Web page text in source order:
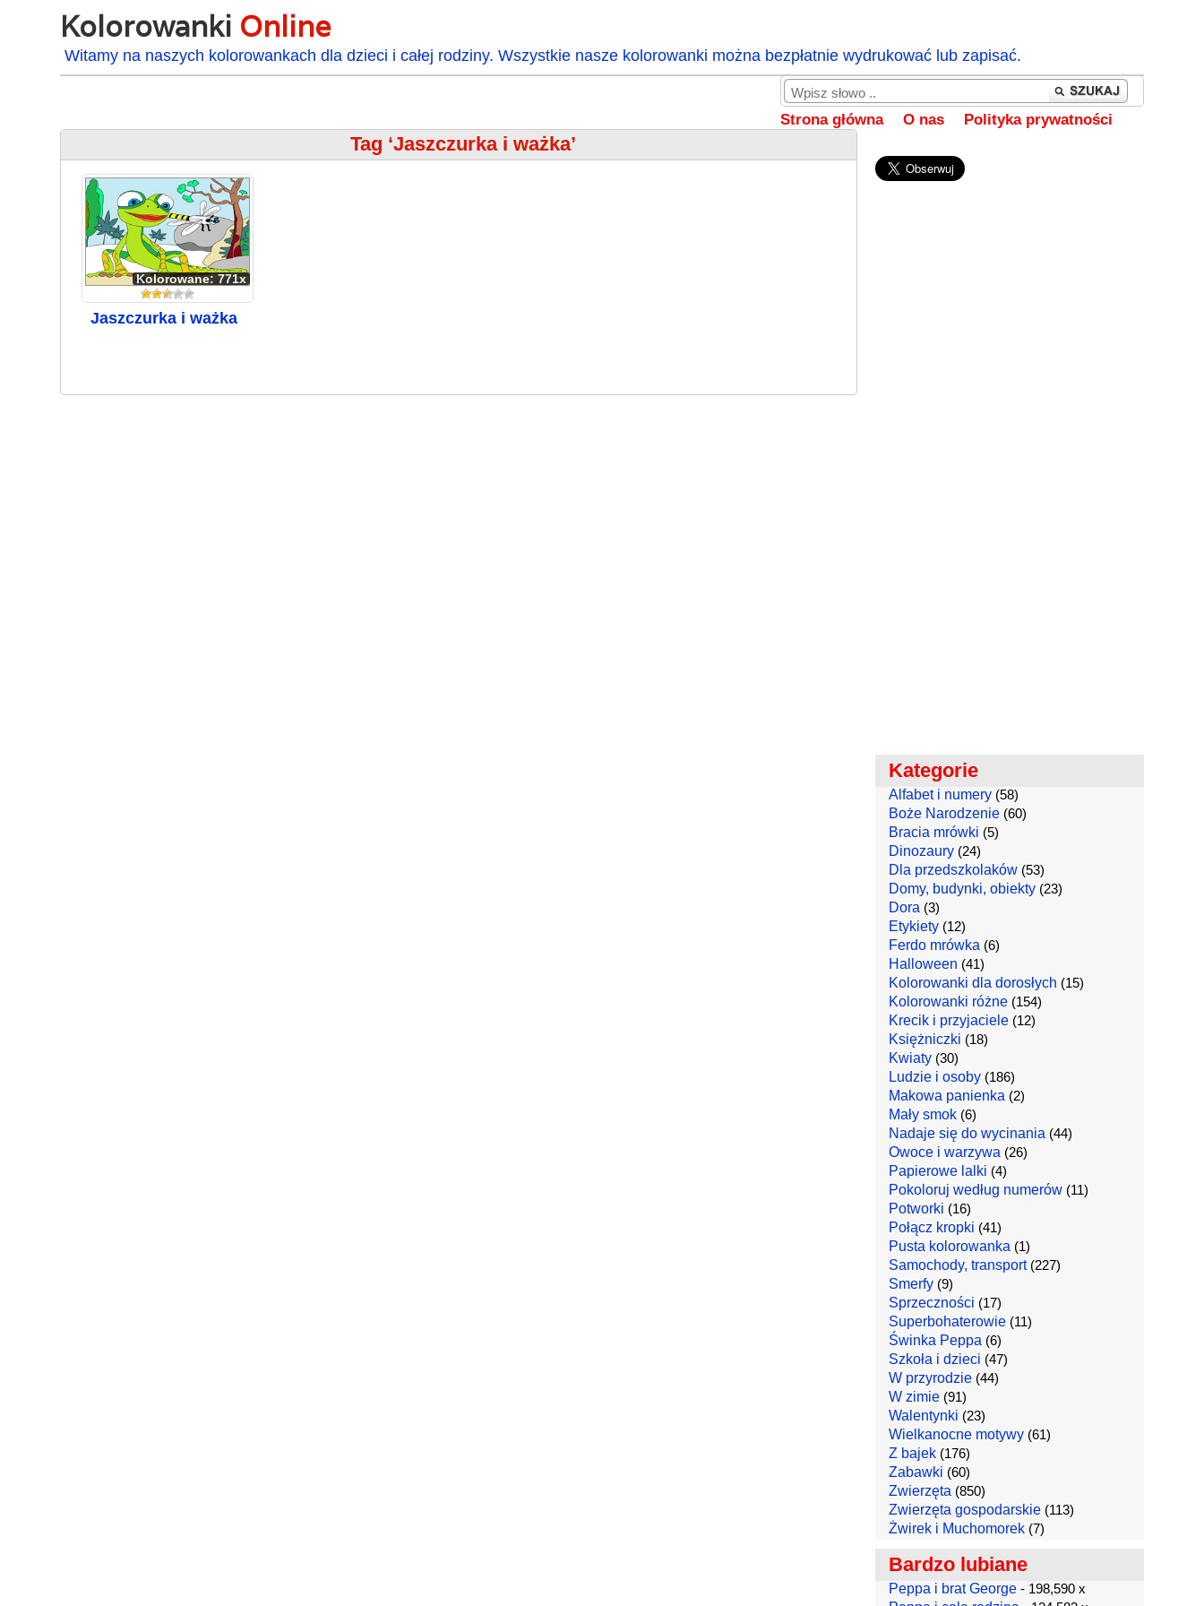
Kolorowanki Online
Witamy na naszych kolorowankach dla dzieci i całej rodziny. Wszystkie nasze kolorowanki można bezpłatnie wydrukować lub zapisać.
Strona główna O nas Polityka prywatności
Tag ‘Jaszczurka i ważka’
Kolorowane: 771x
Jaszczurka i ważka
Kategorie
Alfabet i numery(58)
Boże Narodzenie(60)
Bracia mrówki (5)
Dinozaury(24)
Dla przedszkolaków(53)
Domy, budynki, obiekty(23)
Dora (3)
Etykiety(12)
Ferdo mrówka (6)
Halloween (41)
Kolorowanki dla dorosłych (15)
Kolorowanki różne(154)
Krecik i przyjaciele(12)
Księżniczki (18)
Kwiaty(30)
Ludzie i osoby(186)
Makowa panienka (2)
Mały smok(6)
Nadaje się do wycinania (44)
Owoce i warzywa (26)
Papierowe lalki (4)
Pokoloruj według numerów(11)
Potworki (16)
Połącz kropki (41)
Pusta kolorowanka (1)
Samochody, transport(227)
Smerfy(9)
Sprzeczności (17)
Superbohaterowie(11)
Świnka Peppa (6)
Szkoła i dzieci (47)
W przyrodzie(44)
W zimie(91)
Walentynki (23)
Wielkanocne motywy(61)
Z bajek(176)
Zabawki (60)
Zwierzęta (850)
Zwierzęta gospodarskie(113)
Żwirek i Muchomorek(7)
Bardzo lubiane
Peppa i brat George- 198,590 x